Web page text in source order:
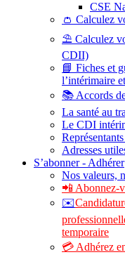
CSE
👛 Calculez
⛱️ Calculez
CDII)
📘 Fiches et
l’intérimaire
📚 Accords
La santé au
Le CDI
Adresses
S’abonner - Adhérer
Nos valeurs,
📲 Abonnez-
✉️
temporaire
💳 Adhérez